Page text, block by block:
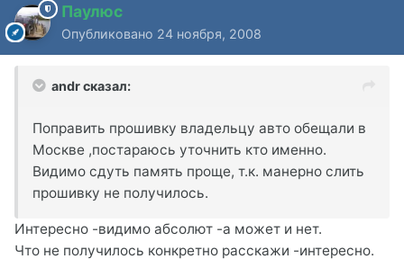
Паулюс
Опубликовано 24 ноября, 2008
andr сказал:
Поправить прошивку владельцу авто обещали в
Москве ,постараюсь уточнить кто именно.
Видимо сдуть память проще, т.к. манерно слить
прошивку не получилось.
Интересно -видимо абсолют -а может и нет.
Что не получилось конкретно расскажи -интересно.